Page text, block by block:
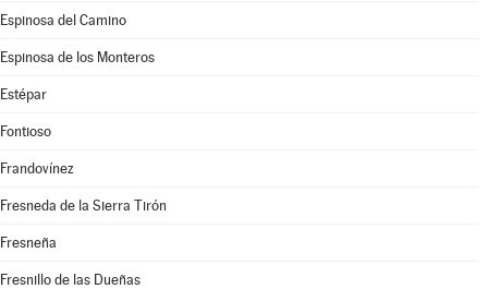
Espinosa del Camino
Espinosa de los Monteros
Estépar
Fontioso
Frandovínez
Fresneda de la Sierra Tirón
Fresneña
Fresnillo de las Dueñas